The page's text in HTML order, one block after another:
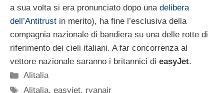
a sua volta si era pronunciato dopo una delibera
dell’Antitrust in merito), ha fine l’esclusiva della
compagnia nazionale di bandiera su una delle rotte di
riferimento dei cieli italiani. A far concorrenza al
vettore nazionale saranno i britannici di easyJet.
Categorie
Alitalia
Tag
Alitalia,easyjet, ryanair